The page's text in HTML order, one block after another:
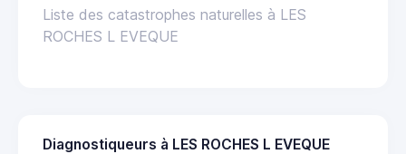
Liste des catastrophes naturelles à LES
ROCHES L EVEQUE
Diagnostiqueurs à LES ROCHES L EVEQUE